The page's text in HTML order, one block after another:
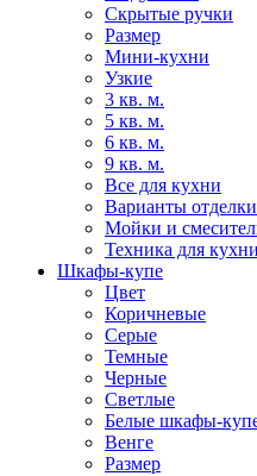
Скрытые ручки
Размер
Мини-кухни
Узкие
3 кв. м.
5 кв. м.
6 кв. м.
9 кв. м.
Все для кухни
Варианты отделки
Мойки и
Техника для кухни
Шкафы-купе
Цвет
Коричневые
Серые
Темные
Черные
Светлые
Белые шкафы-
Венге
Размер